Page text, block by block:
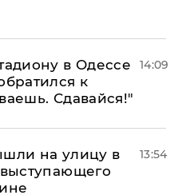
в Одессе
к
Сдавайся!"
14:09
на улицу в
13:54